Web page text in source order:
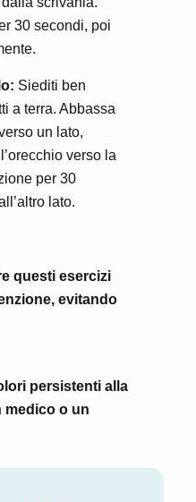
30 secondi, poi
Siediti ben
a terra. Abbassa
un lato,
verso la
per 30
lato.
questi esercizi
evitando
persistenti alla
medico o un